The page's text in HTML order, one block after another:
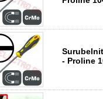
- Proline